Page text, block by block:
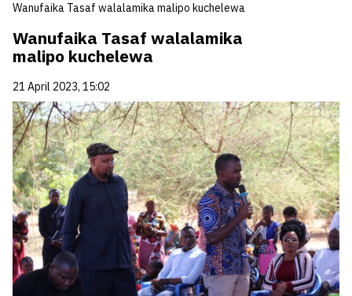
Wanufaika Tasaf walalamika malipo kuchelewa
Wanufaika Tasaf walalamika
malipo kuchelewa
21 April 2023, 15:02